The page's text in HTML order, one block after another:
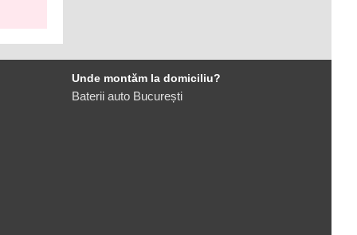
Unde montăm la domiciliu?
Baterii auto București